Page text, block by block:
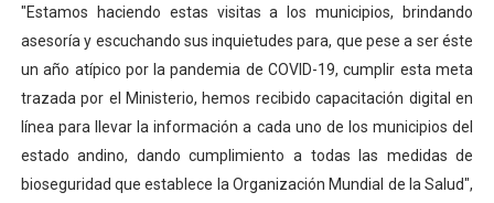
"Estamos haciendo estas visitas a los municipios, brindando
asesoría y escuchando sus inquietudes para, que pese a ser éste
un año atípico por la pandemia de COVID-19, cumplir esta meta
trazada por el Ministerio, hemos recibido capacitación digital en
línea para llevar la información a cada uno de los municipios del
estado andino, dando cumplimiento a todas las medidas de
bioseguridad que establece la Organización Mundial de la Salud",